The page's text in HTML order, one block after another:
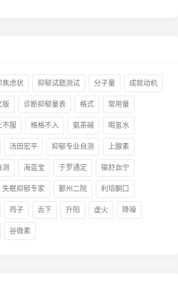
焦虑状 抑郁试题测试 分子量 成就动机
版 诊断抑郁量表 格式 常用量
不服 格格不入 氨茶碱 喝氢水
汤田宏平 抑郁专业自测 上腺素
测 海蓝宝 于罗通定 输舒血宁
失眠抑郁专家 鄞州二院 利培酮口
鸡子 舌下 升阳 虚火 降噪
谷微素